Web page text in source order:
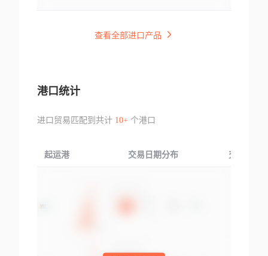
查看全部进口产品
港口统计
进口贸易匹配到共计 10+个港口
起运港 交易日期分布 交易产品